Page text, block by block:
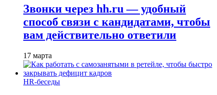
Звонки через hh.ru — удобный
способ связи с кандидатами, чтобы
вам действительно ответили
17 марта
HR-беседы